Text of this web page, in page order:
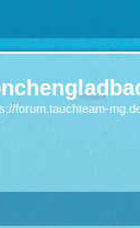
forum.tauchteam-